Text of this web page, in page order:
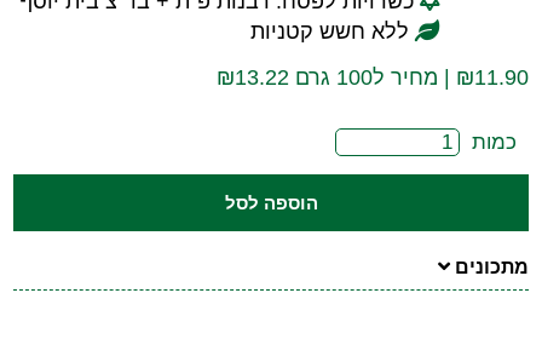
ללא חשש קטניות
₪11.90 | מחיר ל100 גרם ₪13.22
כמות
הוספה לסל
מתכונים